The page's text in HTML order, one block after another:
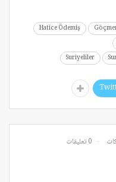
Hatice Ödemiş
Suriyeliler
0 تعليقات